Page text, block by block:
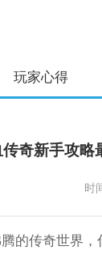
玩家心得
奇新手攻略
时
的传奇世界，